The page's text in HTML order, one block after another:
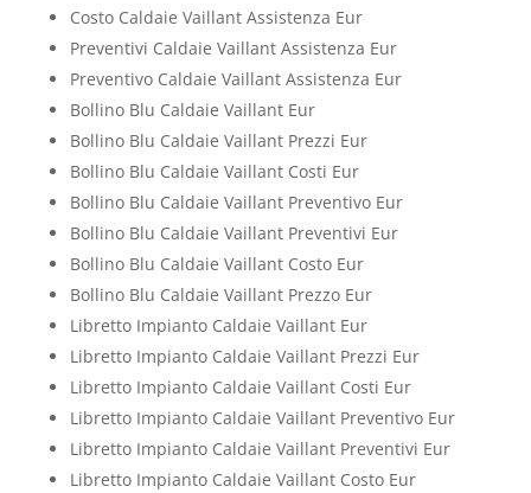
Costo Caldaie Vaillant Assistenza Eur
Preventivi Caldaie Vaillant Assistenza Eur
Preventivo Caldaie Vaillant Assistenza Eur
Bollino Blu Caldaie Vaillant Eur
Bollino Blu Caldaie Vaillant Prezzi Eur
Bollino Blu Caldaie Vaillant Costi Eur
Bollino Blu Caldaie Vaillant Preventivo Eur
Bollino Blu Caldaie Vaillant Preventivi Eur
Bollino Blu Caldaie Vaillant Costo Eur
Bollino Blu Caldaie Vaillant Prezzo Eur
Libretto Impianto Caldaie Vaillant Eur
Libretto Impianto Caldaie Vaillant Prezzi Eur
Libretto Impianto Caldaie Vaillant Costi Eur
Libretto Impianto Caldaie Vaillant Preventivo Eur
Libretto Impianto Caldaie Vaillant Preventivi Eur
Libretto Impianto Caldaie Vaillant Costo Eur